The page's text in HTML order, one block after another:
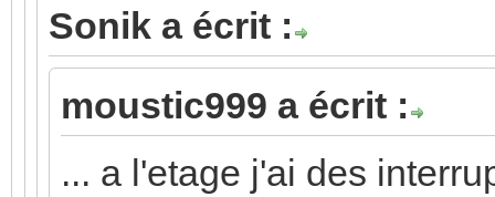
Sonik a écrit :
moustic999 a écrit :
... a l'etage j'ai des